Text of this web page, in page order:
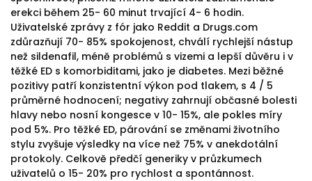
erekci během 25- 60 minut trvající 4- 6 hodin.
Uživatelské zprávy z fór jako Reddit a Drugs.com
zdůrazňují 70- 85% spokojenost, chválí rychlejší nástup
než sildenafil, méně problémů s vizemi a lepší důvěru i v
těžké ED s komorbiditami, jako je diabetes. Mezi běžné
pozitivy patří konzistentní výkon pod tlakem, s 4 / 5
průměrné hodnocení; negativy zahrnují občasné bolesti
hlavy nebo nosní kongesce v 10- 15%, ale pokles míry
pod 5%. Pro těžké ED, párování se změnami životního
stylu zvyšuje výsledky na více než 75% v anekdotální
protokoly. Celkově předčí generiky v průzkumech
uživatelů o 15- 20% pro rychlost a spontánnost.